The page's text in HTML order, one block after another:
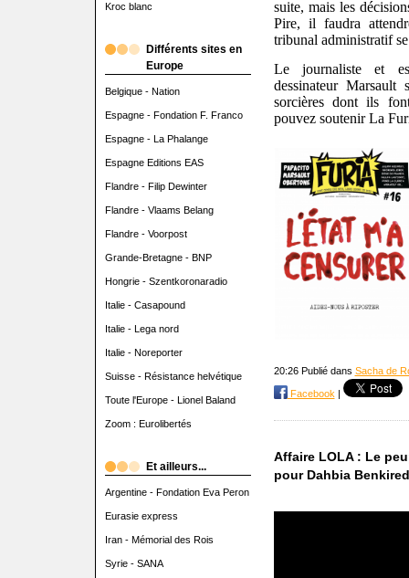
Kroc blanc
Différents sites en
Europe
Belgique - Nation
Espagne - Fondation F. Franco
Espagne - La Phalange
Espagne Editions EAS
Flandre - Filip Dewinter
Flandre - Vlaams Belang
Flandre - Voorpost
Grande-Bretagne - BNP
Hongrie - Szentkoronaradio
Italie - Casapound
Italie - Lega nord
Italie - Noreporter
Suisse - Résistance helvétique
Toute l'Europe - Lionel Baland
Zoom : Eurolibertés
Et ailleurs...
Argentine - Fondation Eva Peron
Eurasie express
Iran - Mémorial des Rois
Syrie - SANA
suite, mais les
Pire, il faudra
tribunal administratif
Le journaliste et
dessinateur Marsault
sorcières dont ils
pouvez soutenir La
20:26 Publié dans Sacha de
Facebook |
Affaire LOLA : Le
pour Dahbia Benkired